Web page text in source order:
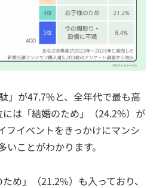
」が47.7%と、全年代で最も高
は「結婚のため」（24.2%）が
フイベントをきっかけにマンシ
ことがわかります。
め」（21.2%）も入っており、